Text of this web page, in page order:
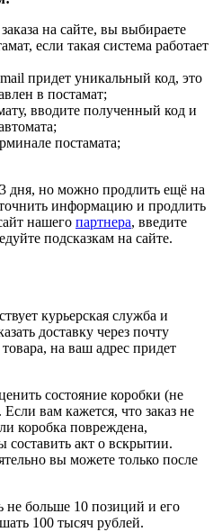
на сайте, вы выбираете
если такая система работает
придет уникальный код, это
в постамат;
вводите полученный код и
постамата;
дня, но можно продлить ещё на
информацию и продлить
нашего партнера, введите
подсказкам на сайте.
курьерская служба и
доставку через почту
на ваш адрес придет
состояние коробки (не
вам кажется, что заказ не
коробка повреждена,
составить акт о вскрытии.
вы можете только после
не больше 10 позиций и его
100 тысяч рублей.